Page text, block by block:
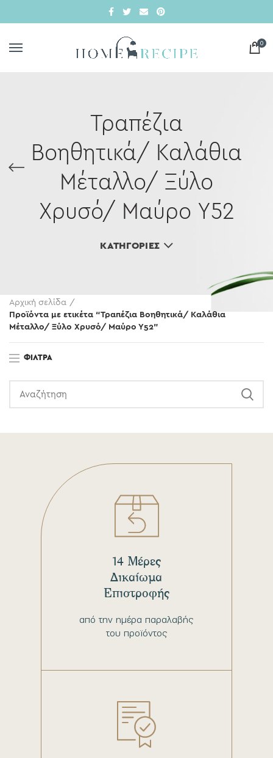
0
Τραπέζια
Βοηθητικά/ Καλάθια
Μέταλλο/ Ξύλο
Χρυσό/ Μαύρο Υ52
ΚΑΤΗΓΟΡΊΕΣ
Αρχική σελίδα
Προϊόντα με ετικέτα “Τραπέζια Βοηθητικά/ Καλάθια
Μέταλλο/ Ξύλο Χρυσό/ Μαύρο Υ52”
ΦΊΛΤΡΑ
από την ημέρα παραλαβής
του προϊόντος
14 Μέρες
Δικαίωμα
Επιστροφής